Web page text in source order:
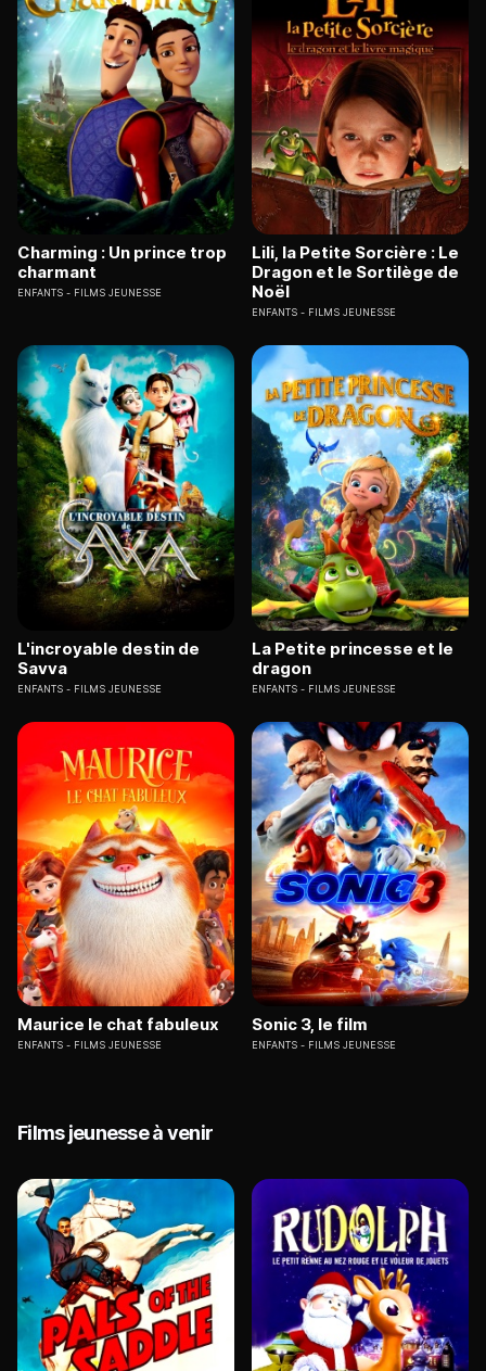
Charming : Un prince trop
charmant
ENFANTS FILMS JEUNESSE
Lili, la Petite Sorcière : Le
Dragon et le Sortilège de
Noël
ENFANTS FILMS JEUNESSE
L'incroyable destin de
Savva
ENFANTS FILMS JEUNESSE
La Petite princesse et le
dragon
ENFANTS FILMS JEUNESSE
Maurice le chat fabuleux
ENFANTS FILMS JEUNESSE
Sonic 3, le film
ENFANTS FILMS JEUNESSE
Films jeunesse à venir